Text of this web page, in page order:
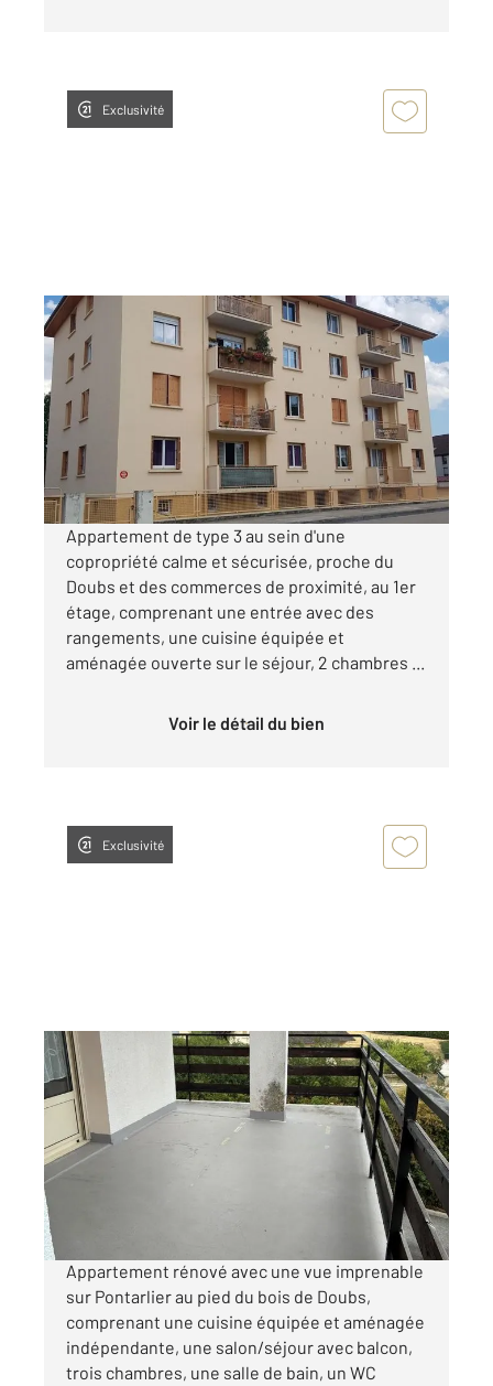
Exclusivité
PONTARLIER 25
64 m
, 3 pièces
Ref : 27909
Appartement F3 à louer
845 €
par mois charges comprises
Appartement de type 3 au sein d'une
copropriété calme et sécurisée, proche du
Doubs et des commerces de proximité, au 1er
étage, comprenant une entrée avec des
rangements, une cuisine équipée et
aménagée ouverte sur le séjour, 2 chambres ...
Voir le détail du bien
Exclusivité
PONTARLIER 25
100 m
, 4 pièces
Ref : 27936
Appartement F4 à louer
1 450 €
Appartement rénové avec une vue imprenable
sur Pontarlier au pied du bois de Doubs,
comprenant une cuisine équipée et aménagée
indépendante, une salon/séjour avec balcon,
trois chambres, une salle de bain, un WC